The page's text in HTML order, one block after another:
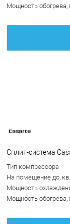
Мощность обогрева,
Сплит-система
Тип компрессора
На помещение до,
Мощность
Мощность обогрева,